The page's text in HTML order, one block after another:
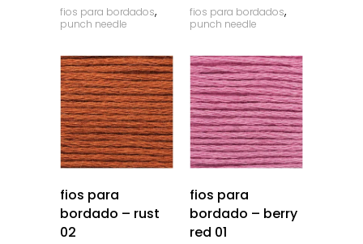
fios para bordados,
punch needle
fios para bordados,
punch needle
fios para
bordado – rust
02
fios para
bordado – berry
red 01